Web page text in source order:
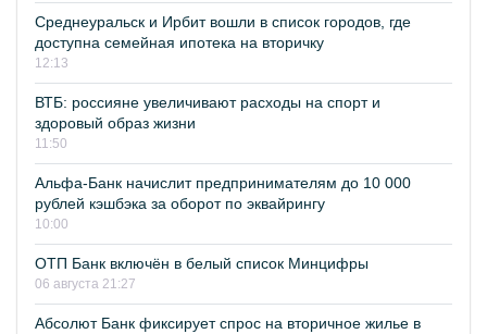
Среднеуральск и Ирбит вошли в список городов, где
доступна семейная ипотека на вторичку
12:13
ВТБ: россияне увеличивают расходы на спорт и
здоровый образ жизни
11:50
Альфа-Банк начислит предпринимателям до 10 000
рублей кэшбэка за оборот по эквайрингу
10:00
ОТП Банк включён в белый список Минцифры
06 августа 21:27
Абсолют Банк фиксирует спрос на вторичное жилье в